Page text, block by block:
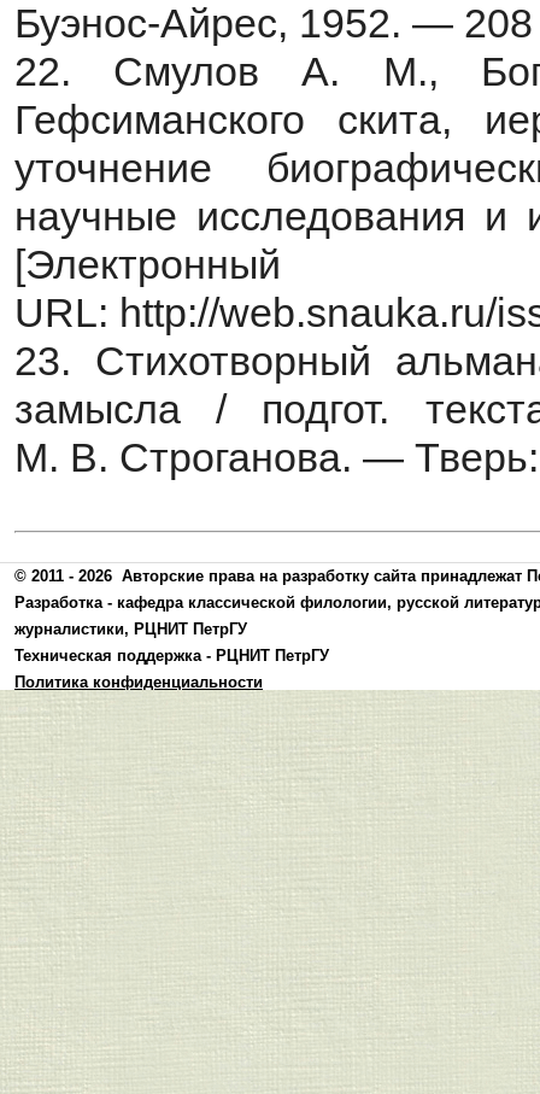
Буэнос-Айрес, 1952. — 208
22. Смулов А. М.,
Гефсиманского скита,
уточнение
научные
URL: http://web.snauka.ru/
23. Стихотворный
замысла / подгот.
М. В. Строганова. —
© 2011 - 2026 Авторские права на разработку сайта принадлежат
Разработка - кафедра классической филологии, русской
журналистики, РЦНИТ ПетрГУ
Техническая поддержка - РЦНИТ ПетрГУ
Политика конфиденциальности